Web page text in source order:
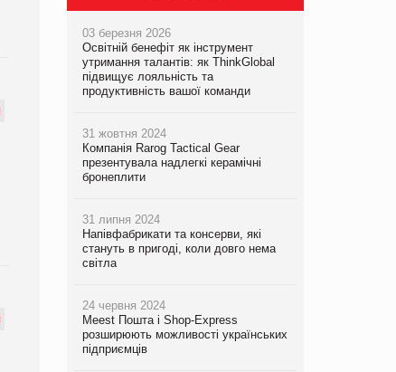
03 березня 2026
Освітній бенефіт як інструмент
утримання талантів: як ThinkGlobal
підвищує лояльність та
продуктивність вашої команди
31 жовтня 2024
Компанія Rarog Tactical Gear
презентувала надлегкі керамічні
бронеплити
31 липня 2024
Напівфабрикати та консерви, які
стануть в пригоді, коли довго нема
світла
24 червня 2024
Meest Пошта і Shop-Express
розширюють можливості українських
підприємців